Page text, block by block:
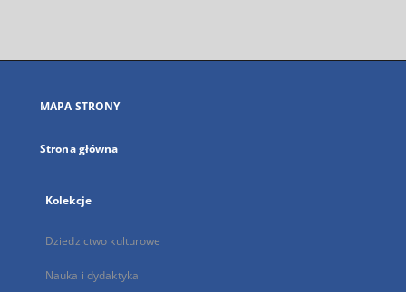
się
karcie
MAPA STRONY
Strona główna
Kolekcje
Dziedzictwo kulturowe
Nauka i dydaktyka